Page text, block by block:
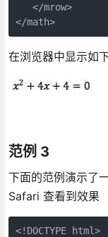
   </mrow>
</math>
在浏览器中显示如下
范例 3
下面的范例演示了
Safari 查看到效果
<!DOCTYPE html>